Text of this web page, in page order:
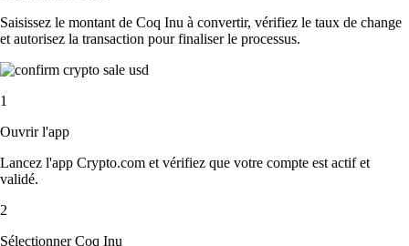
Saisissez le montant de Coq Inu à convertir, vérifiez le taux de change
et autorisez la transaction pour finaliser le processus.
1
Ouvrir l'app
Lancez l'app Crypto.com et vérifiez que votre compte est actif et
validé.
2
Sélectionner Coq Inu